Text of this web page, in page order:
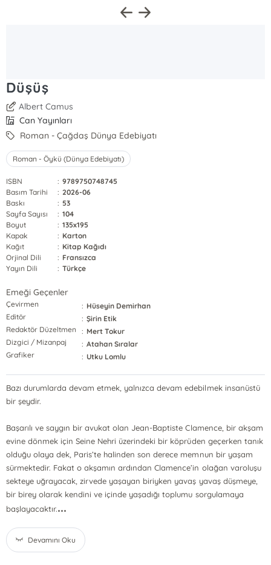
Düşüş
Albert Camus
Can Yayınları
Roman - Çağdaş Dünya Edebiyatı
Roman - Öykü (Dünya Edebiyatı)
ISBN : 9789750748745
Basım Tarihi
: 2026-06
Baskı
: 53
Sayfa Sayısı
: 104
Boyut
: 135x195
Kapak
: Karton
Kağıt
: Kitap Kağıdı
Orjinal Dili
: Fransızca
Yayın Dili
: Türkçe
Emeği Geçenler
Çevirmen : Hüseyin Demirhan
Editör
: Şirin Etik
Redaktör Düzeltmen
: Mert Tokur
Dizgici / Mizanpaj
: Atahan Sıralar
Grafiker
: Utku Lomlu
Bazı durumlarda devam etmek, yalnızca devam edebilmek insanüstü
bir şeydir.
Başarılı ve saygın bir avukat olan Jean-Baptiste Clamence, bir akşam
evine dönmek için Seine Nehri üzerindeki bir köprüden geçerken tanık
olduğu olaya dek, Paris’te halinden son derece memnun bir yaşam
sürmektedir. Fakat o akşamın ardından Clamence’in olağan varoluşu
sekteye uğrayacak, zirvede yaşayan biriyken yavaş yavaş düşmeye,
bir birey olarak kendini ve içinde yaşadığı toplumu sorgulamaya
başlayacaktır....
Devamını Oku